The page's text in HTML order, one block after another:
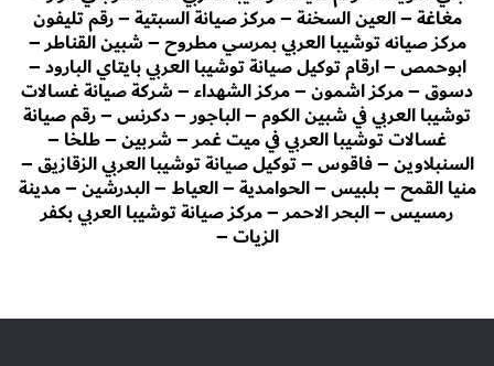
مغاغة – العين السخنة – مركز صيانة السبتية – رقم تليفون
مركز صيانه توشيبا العربي بمرسي مطروح – شبين القناطر –
ابوحمص – ارقام توكيل صيانة توشيبا العربي بايتاي البارود –
دسوق – مركز اشمون – مركز الشهداء – شركة صيانة غسالات
توشيبا العربي في شبين الكوم – الباجور – دكرنس – رقم صيانة
غسالات توشيبا العربي في ميت غمر – شربين – طلخا –
السنبلاوين – فاقوس – توكيل صيانة توشيبا العربي الزقازيق –
منيا القمح – بلبيس – الحوامدية – العياط – البدرشين – مدينة
رمسيس – البحر الاحمر – مركز صيانة توشيبا العربي بكفر
الزيات –